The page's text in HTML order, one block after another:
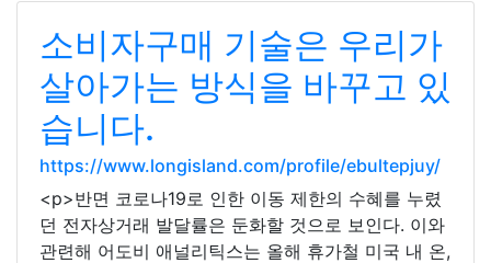
소비자구매 기술은 우리가
살아가는 방식을 바꾸고 있
습니다.
https://www.longisland.com/profile/ebultepjuy/
<p>반면 코로나19로 인한 이동 제한의 수혜를 누렸
던 전자상거래 발달률은 둔화할 것으로 보인다. 이와
관련해 어도비 애널리틱스는 올해 휴가철 미국 내 온,